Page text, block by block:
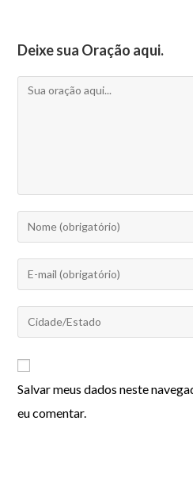
Deixe sua Oração aqui.
Salvar meus dados neste
eu comentar.